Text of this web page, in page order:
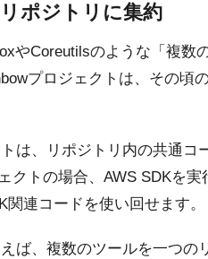
ポジトリに集約
やCoreutilsのような「複数
プロジェクトは、その頃
は、リポジトリ内の共通コ
クトの場合、AWS SDKを
連コードを使い回せます。
ば、複数のツールを一つの